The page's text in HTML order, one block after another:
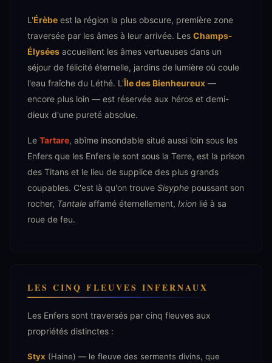
L'Érèbe est la région la plus obscure, première zone
traversée par les âmes à leur arrivée. Les Champs-
Élysées accueillent les âmes vertueuses dans un
séjour de félicité éternelle, jardins de lumière où coule
l'eau fraîche du Léthé. L'Île des Bienheureux —
encore plus loin — est réservée aux héros et demi-
dieux d'une pureté absolue.
Le Tartare, abîme insondable situé aussi loin sous les
Enfers que les Enfers le sont sous la Terre, est la prison
des Titans et le lieu de supplice des plus grands
coupables. C'est là qu'on trouve Sisyphe poussant son
rocher, Tantale affamé éternellement, Ixion lié à sa
roue de feu.
LES CINQ FLEUVES INFERNAUX
Les Enfers sont traversés par cinq fleuves aux
propriétés distinctes :
Styx (Haine) — le fleuve des serments divins, que